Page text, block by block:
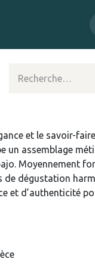
et le savoir-
un assemblage
Moyennement
dégustation
et d’authenticité